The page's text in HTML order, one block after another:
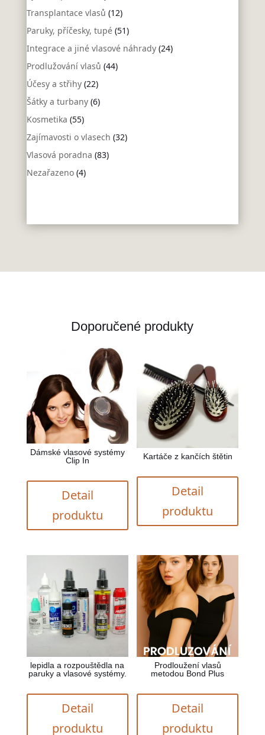
Transplantace vlasů (12)
Paruky, příčesky, tupé(51)
Integrace a jiné vlasové náhrady(24)
Prodlužování vlasů (44)
Účesy a střihy(22)
Šátky a turbany(6)
Kosmetika (55)
Zajímavosti o vlasech (32)
Vlasová poradna (83)
Nezařazeno(4)
Doporučené produkty
Dámské vlasové systémy
Clip In
Detail
produktu
Kartáče z kančích štětin
Detail
produktu
lepidla a rozpouštědla na
paruky a vlasové systémy.
Detail
produktu
Prodloužení vlasů
metodou Bond Plus
Detail
produktu